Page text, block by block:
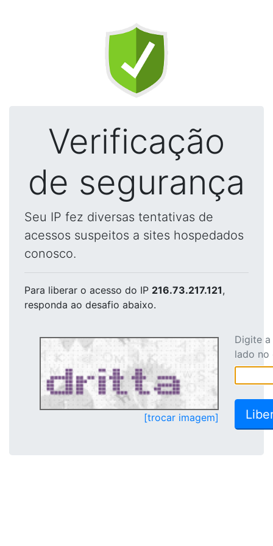
Verificação
de segurança
Seu IP fez diversas tentativas de
acessos suspeitos a sites hospedados
conosco.
Para liberar o acesso do IP 216.73.217.121,
responda ao desafio abaixo.
[trocar imagem]
Digite
lado no